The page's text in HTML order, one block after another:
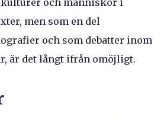
och människor i
men som en del
och som debatter inom
är det långt ifrån omöjligt.